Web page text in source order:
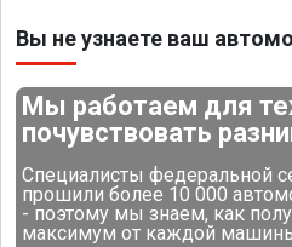
Вы не узнаете ваш
Мы работаем для
почувствовать
Специалисты федеральной
прошили более 10 000
- поэтому мы знаем, как
максимум от каждой